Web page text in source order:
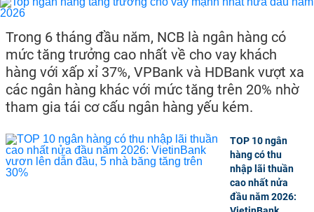
Trong 6 tháng đầu năm, NCB là ngân hàng có
mức tăng trưởng cao nhất về cho vay khách
hàng với xấp xỉ 37%, VPBank và HDBank vượt xa
các ngân hàng khác với mức tăng trên 20% nhờ
tham gia tái cơ cấu ngân hàng yếu kém.
TOP 10 ngân
hàng có thu
nhập lãi thuần
cao nhất nửa
đầu năm 2026: